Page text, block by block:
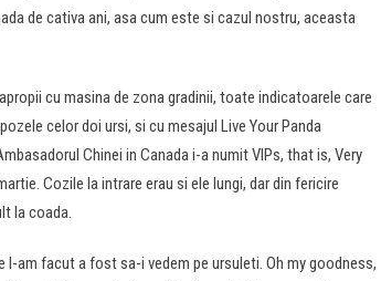
de cativa ani, asa cum este si cazul nostru, aceasta
cu masina de zona gradinii, toate indicatoarele care
celor doi ursi, si cu mesajul Live Your Panda
Chinei in Canada i-a numit VIPs, that is, Very
Cozile la intrare erau si ele lungi, dar din fericire
la coada.
l-am facut a fost sa-i vedem pe ursuleti. Oh my goodness,